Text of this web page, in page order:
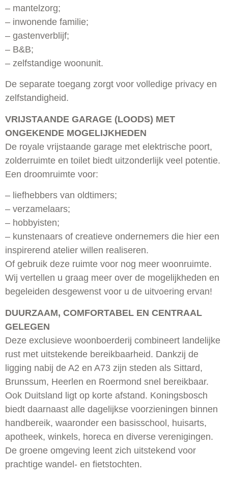
– mantelzorg;
– inwonende familie;
– gastenverblijf;
– B&B;
– zelfstandige woonunit.
De separate toegang zorgt voor volledige privacy en
zelfstandigheid.
VRIJSTAANDE GARAGE (LOODS) MET
ONGEKENDE MOGELIJKHEDEN
De royale vrijstaande garage met elektrische poort,
zolderruimte en toilet biedt uitzonderlijk veel potentie.
Een droomruimte voor:
– liefhebbers van oldtimers;
– verzamelaars;
– hobbyisten;
– kunstenaars of creatieve ondernemers die hier een
inspirerend atelier willen realiseren.
Of gebruik deze ruimte voor nog meer woonruimte.
Wij vertellen u graag meer over de mogelijkheden en
begeleiden desgewenst voor u de uitvoering ervan!
DUURZAAM, COMFORTABEL EN CENTRAAL
GELEGEN
Deze exclusieve woonboerderij combineert landelijke
rust met uitstekende bereikbaarheid. Dankzij de
ligging nabij de A2 en A73 zijn steden als Sittard,
Brunssum, Heerlen en Roermond snel bereikbaar.
Ook Duitsland ligt op korte afstand. Koningsbosch
biedt daarnaast alle dagelijkse voorzieningen binnen
handbereik, waaronder een basisschool, huisarts,
apotheek, winkels, horeca en diverse verenigingen.
De groene omgeving leent zich uitstekend voor
prachtige wandel- en fietstochten.